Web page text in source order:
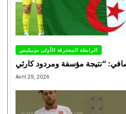
الرابطة المحترفة الأولى موبيليس
Avril 29, 2026